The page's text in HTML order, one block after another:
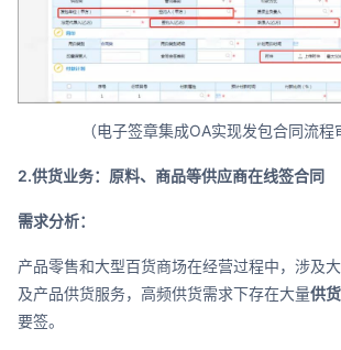
（电子签章集成OA实现发包合同流程
2.供货业务：原料、商品等供应商在线签合同
需求分析：
产品零售和大型百货商场在经营过程中，涉及
及产品供货服务，高频供货需求下存在大量供
要签。